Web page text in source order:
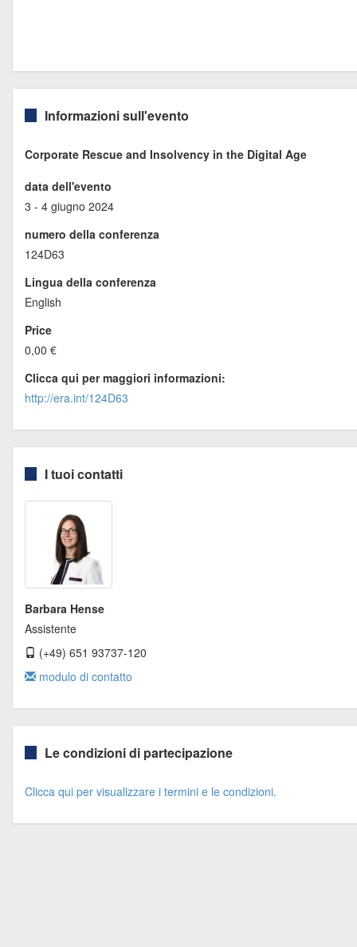
Informazioni sull'evento
Corporate Rescue and Insolvency in the Digital Age
data dell'evento
3 - 4 giugno 2024
numero della conferenza
124D63
Lingua della conferenza
English
Price
0,00 €
Clicca qui per maggiori informazioni:
http://era.int/124D63
I tuoi contatti
Barbara Hense
Assistente
(+49) 651 93737-120
modulo di contatto
Le condizioni di partecipazione
Clicca qui per visualizzare i termini e le condizioni.